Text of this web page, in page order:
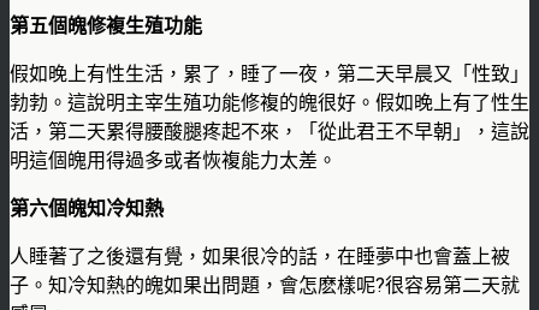
第五個魄修複生殖功能
假如晚上有性生活，累了，睡了一夜，第二天早晨又「性致」
勃勃。這說明主宰生殖功能修複的魄很好。假如晚上有了性生
活，第二天累得腰酸腿疼起不來，「從此君王不早朝」，這說
明這個魄用得過多或者恢複能力太差。
第六個魄知冷知熱
人睡著了之後還有覺，如果很冷的話，在睡夢中也會蓋上被
子。知冷知熱的魄如果出問題，會怎麽樣呢?很容易第二天就